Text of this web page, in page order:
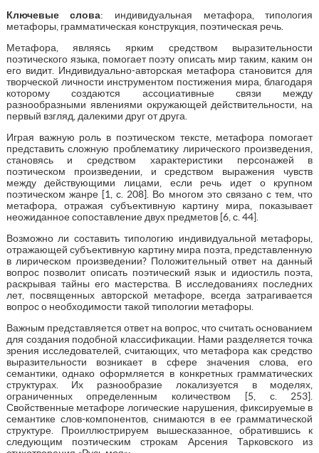
Ключевые слова: индивидуальная метафора, типология
метафоры, грамматическая конструкция, поэтическая речь.
Метафора, являясь ярким средством выразительности
поэтического языка, помогает поэту описать мир таким, каким он
его видит. Индивидуально-авторская метафора становится для
творческой личности инструментом постижения мира, благодаря
которому создаются ассоциативные связи между
разнообразными явлениями окружающей действительности, на
первый взгляд, далекими друг от друга.
Играя важную роль в поэтическом тексте, метафора помогает
представить сложную проблематику лирического произведения,
становясь и средством характеристики персонажей в
поэтическом произведении, и средством выражения чувств
между действующими лицами, если речь идет о крупном
поэтическом жанре [1, с. 208]. Во многом это связано с тем, что
метафора, отражая субъективную картину мира, показывает
неожиданное сопоставление двух предметов [6, с. 44].
Возможно ли составить типологию индивидуальной метафоры,
отражающей субъективную картину мира поэта, представленную
в лирическом произведении? Положительный ответ на данный
вопрос позволит описать поэтический язык и идиостиль поэта,
раскрывая тайны его мастерства. В исследованиях последних
лет, посвященных авторской метафоре, всегда затрагивается
вопрос о необходимости такой типологии метафоры.
Важным представляется ответ на вопрос, что считать основанием
для создания подобной классификации. Нами разделяется точка
зрения исследователей, считающих, что метафора как средство
выразительности возникает в сфере значения слова, его
семантики, однако оформляется в конкретных грамматических
структурах. Их разнообразие локализуется в моделях,
ограниченных определенным количеством [5, с. 253].
Свойственные метафоре логические нарушения, фиксируемые в
семантике слов-компонентов, снимаются в ее грамматической
структуре. Проиллюстрируем вышесказанное, обратившись к
следующим поэтическим строкам Арсения Тарковского из